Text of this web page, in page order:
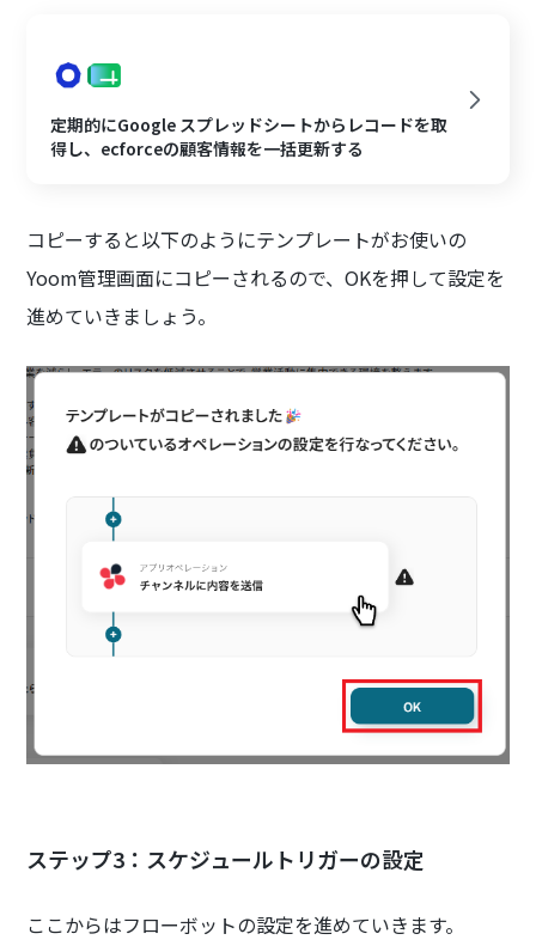
定期的にGoogle スプレッドシートからレコードを取
得し、ecforceの顧客情報を一括更新する
コピーすると以下のようにテンプレートがお使いの
Yoom管理画面にコピーされるので、OKを押して設定を
進めていきましょう。
ステップ3：スケジュールトリガーの設定
ここからはフローボットの設定を進めていきます。